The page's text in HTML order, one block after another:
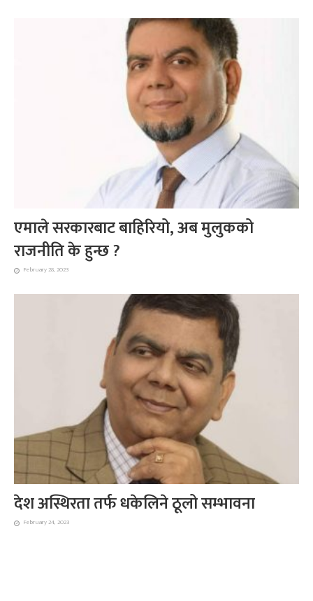
एमाले सरकारबाट बाहिरियो, अब मुलुकको
राजनीति के हुन्छ ?
February 28, 2023
देश अस्थिरता तर्फ धकेलिने ठूलो सम्भावना
February 24, 2023